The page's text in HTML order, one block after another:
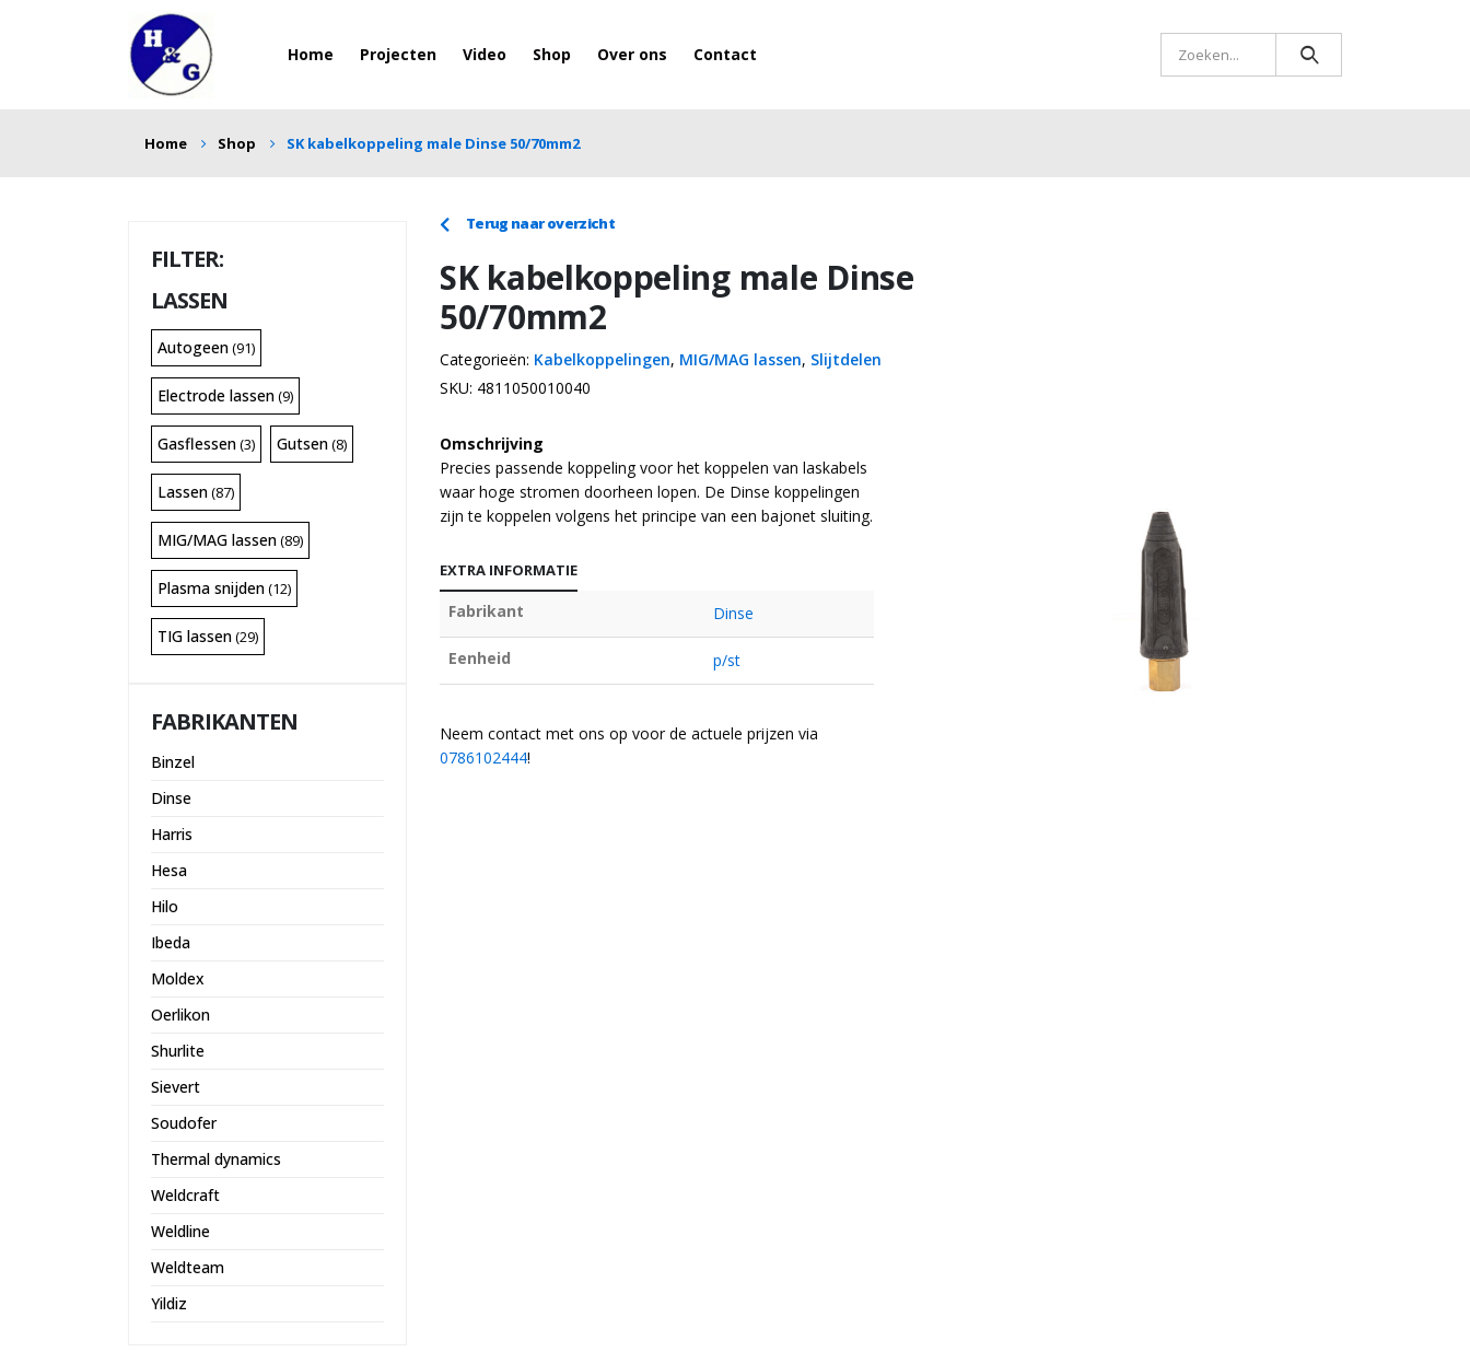
Home Projecten Video Shop Over ons Contact
Home Shop SK kabelkoppeling male Dinse 50/70mm2
LASSEN
Autogeen(91)
Electrode lassen(9)
Gasflessen(3) Gutsen(8)
Lassen(87)
MIG/MAG lassen(89)
Plasma snijden(12)
TIG lassen(29)
FABRIKANTEN
Binzel
Dinse
Harris
Hesa
Hilo
Ibeda
Moldex
Oerlikon
Shurlite
Sievert
Soudofer
Thermal dynamics
Weldcraft
Weldline
Weldteam
Yildiz
Terug naar overzicht
SK kabelkoppeling male Dinse
50/70mm2
SKU: 4811050010040
Categorieën: Kabelkoppelingen, MIG/MAG lassen, Slijtdelen
Omschrijving
Precies passende koppeling voor het koppelen van laskabels
waar hoge stromen doorheen lopen. De Dinse koppelingen
zijn te koppelen volgens het principe van een bajonet sluiting.
EXTRA INFORMATIE
Fabrikant Dinse
Eenheid p/st
Neem contact met ons op voor de actuele prijzen via
0786102444!